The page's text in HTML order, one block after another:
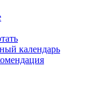
календарь